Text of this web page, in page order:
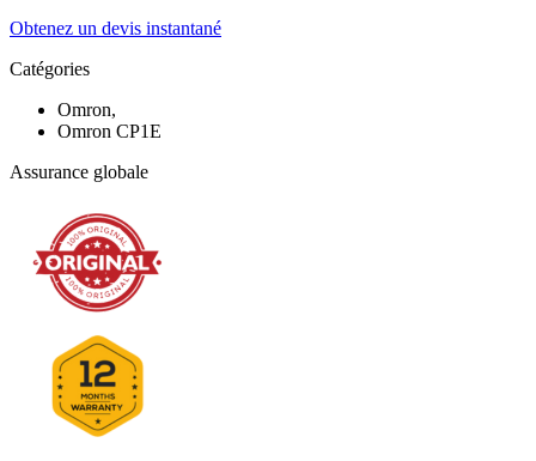
Obtenez un devis instantané
Catégories
Omron,
Omron CP1E
Assurance globale